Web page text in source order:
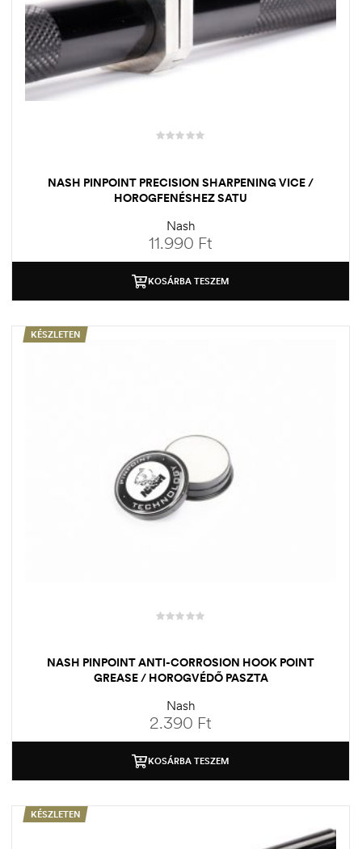
NASH PINPOINT PRECISION SHARPENING VICE /
HOROGFENÉSHEZ SATU
Nash
11.990 Ft
KOSÁRBA TESZEM
KÉSZLETEN
NASH PINPOINT ANTI-CORROSION HOOK POINT
GREASE / HOROGVÉDŐ PASZTA
Nash
2.390 Ft
KOSÁRBA TESZEM
KÉSZLETEN